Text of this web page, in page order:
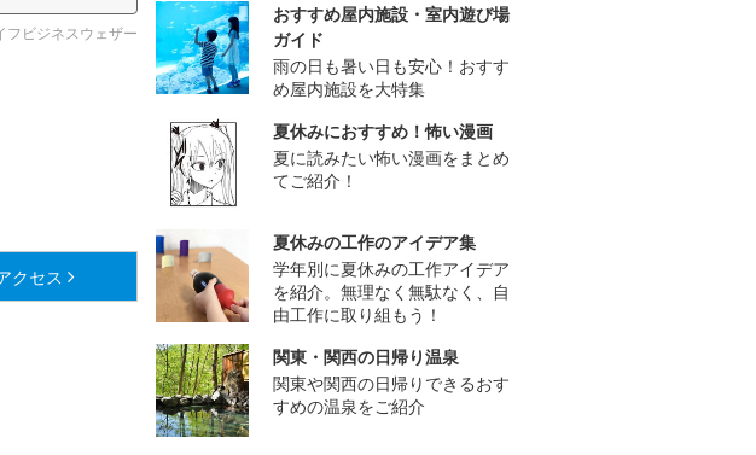
フビジネスウェザー
クセス
おすすめ屋内施設・室内遊び場
ガイド
雨の日も暑い日も安心！おすす
め屋内施設を大特集
夏休みにおすすめ！怖い漫画
夏に読みたい怖い漫画をまとめ
てご紹介！
夏休みの工作のアイデア集
学年別に夏休みの工作アイデア
を紹介。無理なく無駄なく、自
由工作に取り組もう！
関東・関西の日帰り温泉
関東や関西の日帰りできるおす
すめの温泉をご紹介